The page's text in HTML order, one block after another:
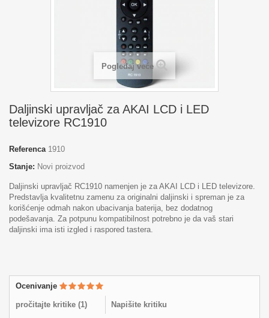
Pogledaj veće
Daljinski upravljač za AKAI LCD i LED
televizore RC1910
Referenca 1910
Stanje: Novi proizvod
Daljinski upravljač RC1910 namenjen je za AKAI LCD i LED televizore.
Predstavlja kvalitetnu zamenu za originalni daljinski i spreman je za
korišćenje odmah nakon ubacivanja baterija, bez dodatnog
podešavanja. Za potpunu kompatibilnost potrebno je da vaš stari
daljinski ima isti izgled i raspored tastera.
Ocenivanje
pročitajte kritike (1) Napišite kritiku